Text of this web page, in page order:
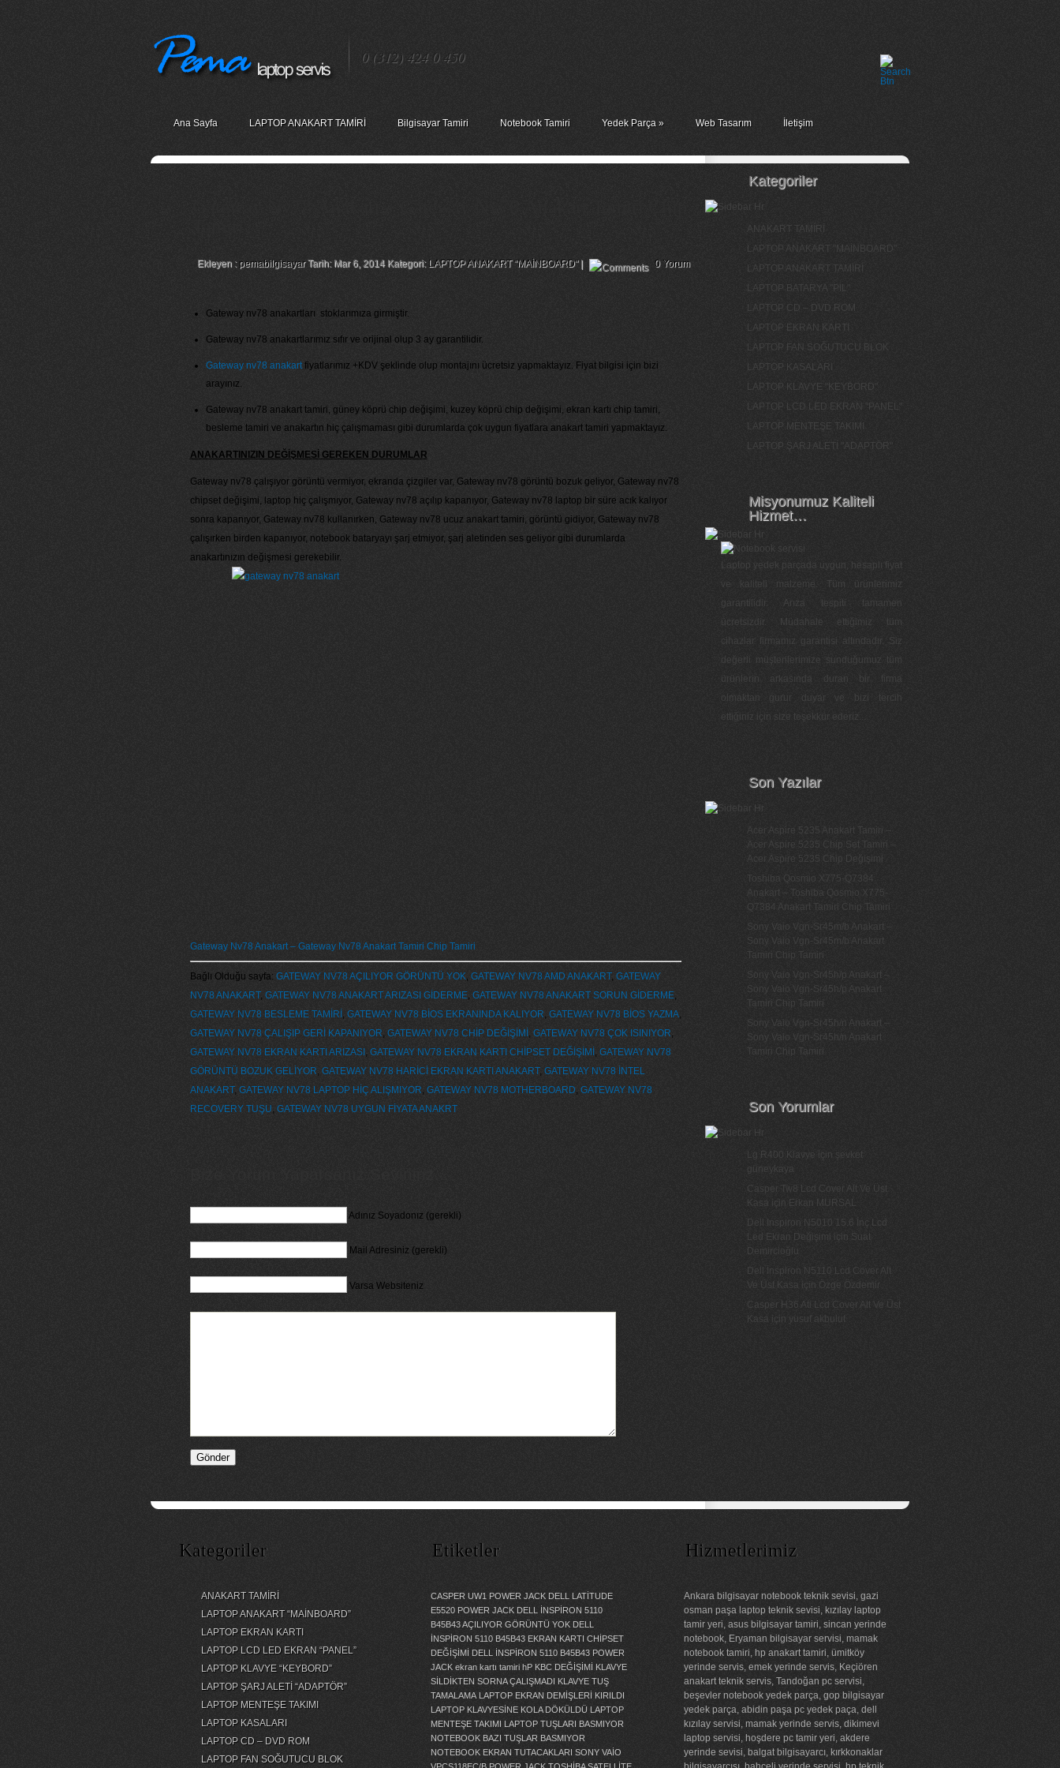
0 (312) 424 0 450
Ana Sayfa LAPTOP ANAKART TAMİRİ Bilgisayar Tamiri Notebook Tamiri Yedek Parça» Web Tasarım İletişim
Ekleyen : pemabilgisayarTarih: Mar 6, 2014 Kategori: LAPTOP ANAKART "MAİNBOARD"| 0 Yorum
Gateway nv78 anakartları stoklarımıza girmiştir.
Gateway nv78 anakartlarımız sıfır ve orijinal olup 3 ay garantilidir.
Gateway nv78 anakartfiyatlarımız +KDV şeklinde olup montajını ücretsiz yapmaktayız. Fiyat bilgisi için bizi
arayınız.
Gateway nv78 anakart tamiri, güney köprü chip değişimi, kuzey köprü chip değişimi, ekran kartı chip tamiri,
besleme tamiri ve anakartın hiç çalışmaması gibi durumlarda çok uygun fiyatlara anakart tamiri yapmaktayız.
ANAKARTINIZIN DEĞİŞMESİ GEREKEN DURUMLAR
Gateway nv78 çalışıyor görüntü vermiyor, ekranda çizgiler var, Gateway nv78 görüntü bozuk geliyor, Gateway nv78
chipset değişimi, laptop hiç çalışmıyor, Gateway nv78 açılıp kapanıyor, Gateway nv78 laptop bir süre acık kalıyor
sonra kapanıyor, Gateway nv78 kullanırken, Gateway nv78 ucuz anakart tamiri, görüntü gidiyor, Gateway nv78
çalışırken birden kapanıyor, notebook bataryayı şarj etmiyor, şarj aletinden ses geliyor gibi durumlarda
anakartınızın değişmesi gerekebilir.
Gateway Nv78 Anakart – Gateway Nv78 Anakart Tamiri Chip Tamiri
Bağlı Olduğu sayfa: GATEWAY NV78 AÇILIYOR GÖRÜNTÜ YOK, GATEWAY NV78 AMD ANAKART, GATEWAY
NV78 ANAKART, GATEWAY NV78 ANAKART ARIZASI GİDERME, GATEWAY NV78 ANAKART SORUN GİDERME,
GATEWAY NV78 BESLEME TAMİRİ , GATEWAY NV78 BİOS EKRANINDA KALIYOR, GATEWAY NV78 BİOS YAZMA,
GATEWAY NV78 ÇALIŞIP GERİ KAPANIYOR, GATEWAY NV78 CHİP DEĞİŞİMİ , GATEWAY NV78 ÇOK ISINIYOR,
GATEWAY NV78 EKRAN KARTI ARIZASI , GATEWAY NV78 EKRAN KARTI CHİPSET DEĞİŞİMİ , GATEWAY NV78
GÖRÜNTÜ BOZUK GELİYOR, GATEWAY NV78 HARİCİ EKRAN KARTI ANAKART, GATEWAY NV78 İNTEL
ANAKART, GATEWAY NV78 LAPTOP HİÇ ALIŞMIYOR, GATEWAY NV78 MOTHERBOARD, GATEWAY NV78
RECOVERY TUŞU, GATEWAY NV78 UYGUN FİYATA ANAKRT
Adınız Soyadonız (gerekli)
Mail Adresiniz (gerekli)
Varsa Websiteniz
Kategoriler
ANAKART TAMİRİ
LAPTOP ANAKART "MAİNBOARD"
LAPTOP ANAKART TAMİRİ
LAPTOP BATARYA "PİL"
LAPTOP CD – DVD ROM
LAPTOP EKRAN KARTI
LAPTOP FAN SOĞUTUCU BLOK
LAPTOP KASALARI
LAPTOP KLAVYE "KEYBORD"
LAPTOP LCD LED EKRAN "PANEL"
LAPTOP MENTEŞE TAKIMI
LAPTOP ŞARJ ALETİ "ADAPTÖR"
Misyonumuz Kaliteli
Hizmet…
Laptop yedek parçada uygun, hesaplı fiyat
ve kaliteli malzeme. Tüm ürünlerimiz
garantilidir. Arıza tespiti tamamen
ücretsizdir. Müdahale ettiğimiz tüm
cihazlar firmamız garantisi altındadır. Siz
değerli müşterilerimize sunduğumuz tüm
ürünlerin arkasında duran bir firma
olmaktan gurur duyar ve bizi tercih
ettiğiniz için size teşekkür ederiz...
Son Yazılar
Acer Aspire 5235 Anakart Tamiri –
Acer Aspire 5235 Chip Set Tamiri –
Acer Aspire 5235 Chip Değişimi
Toshiba Qosmio X775-Q7384
Anakart – Toshiba Qosmio X775-
Q7384 Anakart Tamiri Chip Tamiri
Sony Vaio Vgn-Sr45m/b Anakart –
Sony Vaio Vgn-Sr45m/b Anakart
Tamiri Chip Tamiri
Sony Vaio Vgn-Sr45h/p Anakart –
Sony Vaio Vgn-Sr45h/p Anakart
Tamiri Chip Tamiri
Sony Vaio Vgn-Sr45h/n Anakart –
Sony Vaio Vgn-Sr45h/n Anakart
Tamiri Chip Tamiri
Son Yorumlar
Lg R400 Klavye için
şevket
güneykaya
Casper Tw8 Lcd Cover Alt Ve Üst
Kasa
için
Erkan MURSAL
Dell Inspiron N5010 15.6 İnç Lcd
Led Ekran Değişimi
Suat
Demircioğlu
Dell İnspiron N5110 Lcd Cover Alt
Ve Üst Kasa
için Özge Özdemir
Casper H36 Ati Lcd Cover Alt Ve Üst
Kasa
için yusuf akbulut
Kategoriler
ANAKART TAMİRİ
LAPTOP ANAKART “MAİNBOARD”
LAPTOP EKRAN KARTI
LAPTOP LCD LED EKRAN “PANEL”
LAPTOP KLAVYE “KEYBORD”
LAPTOP ŞARJ ALETİ “ADAPTÖR”
LAPTOP MENTEŞE TAKIMI
LAPTOP KASALARI
LAPTOP CD – DVD ROM
LAPTOP FAN SOĞUTUCU BLOK
Etiketler
CASPER UW1 POWER JACK DELL LATİTUDE
E5520 POWER JACK DELL İNSPİRON 5110
B45B43 AÇILIYOR GÖRÜNTÜ YOK DELL
İNSPİRON 5110 B45B43 EKRAN KARTI CHİPSET
DEĞİŞİMİ
DELL İNSPİRON 5110 B45B43 POWER
JACK ekran kartı tamiri hP KBC DEĞİŞİMİ
KLAVYE
SİLDİKTEN SORNA ÇALIŞMADI
KLAVYE TUŞ
TAMALAMA
LAPTOP EKRAN DEMİŞLERİ KIRILDI
LAPTOP KLAVYESİNE KOLA DÖKÜLDÜ
LAPTOP
MENTEŞE TAKIMI
LAPTOP TUŞLARI BASMIYOR
NOTEBOOK BAZI TUŞLAR BASMIYOR
NOTEBOOK EKRAN TUTACAKLARI SONY VAİO
Hizmetlerimiz
Ankara bilgisayar notebook teknik sevisi, gazi
osman paşa laptop teknik sevisi, kızılay laptop
tamir yeri, asus bilgisayar tamiri, sincan yerinde
notebook, Eryaman bilgisayar servisi, mamak
notebook tamiri, hp anakart tamiri, ümitköy
yerinde servis, emek yerinde servis, Keçiören
anakart teknik servis, Tandoğan pc servisi,
beşevler notebook yedek parça, gop bilgisayar
yedek parça, abidin paşa pc yedek paça, dell
kızılay servisi, mamak yerinde servis, dikimevi
laptop servisi, hoşdere pc tamir yeri, akdere
yerinde sevisi, balgat bilgisayarcı, kırkkonaklar